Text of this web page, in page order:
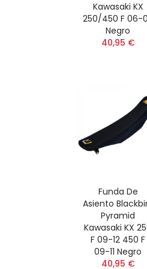
Kawasaki KX
250/450 F 06-
Negro
40,95 €
Funda De
Asiento
Pyramid
Kawasaki KX
F 09-12 450 F
09-11 Negro
40,95 €